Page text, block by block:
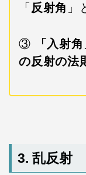
「 反射角 」
③ 「入射
の反射の法
3. 乱反射